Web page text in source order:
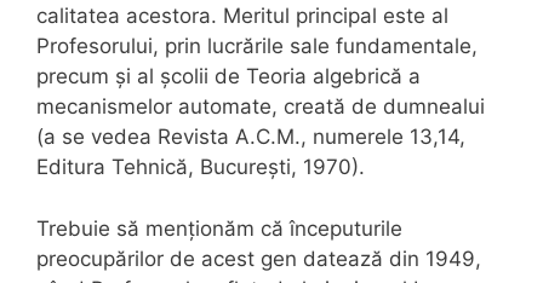
calitatea acestora. Meritul principal este al
Profesorului, prin lucrările sale fundamentale,
precum și al școlii de Teoria algebrică a
mecanismelor automate, creată de dumnealui
(a se vedea Revista A.C.M., numerele 13,14,
Editura Tehnică, București, 1970).
Trebuie să menționăm că începuturile
preocupărilor de acest gen datează din 1949,